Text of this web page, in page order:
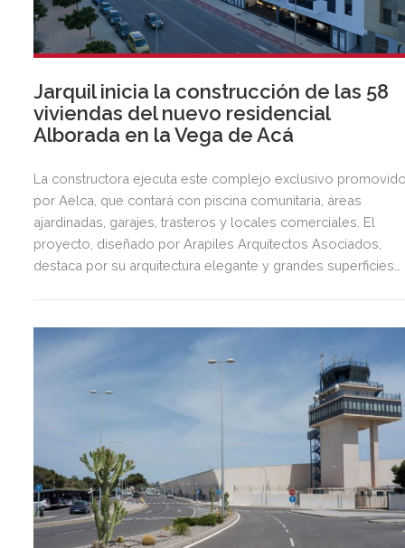
Jarquil inicia la construcción de las 58
viviendas del nuevo residencial
Alborada en la Vega de Acá
La constructora ejecuta este complejo exclusivo
por Aelca, que contará con piscina comunitaria, áreas
ajardinadas, garajes, trasteros y locales comerciales. El
proyecto, diseñado por Arapiles Arquitectos Asociados,
destaca por su arquitectura elegante y grandes superficies